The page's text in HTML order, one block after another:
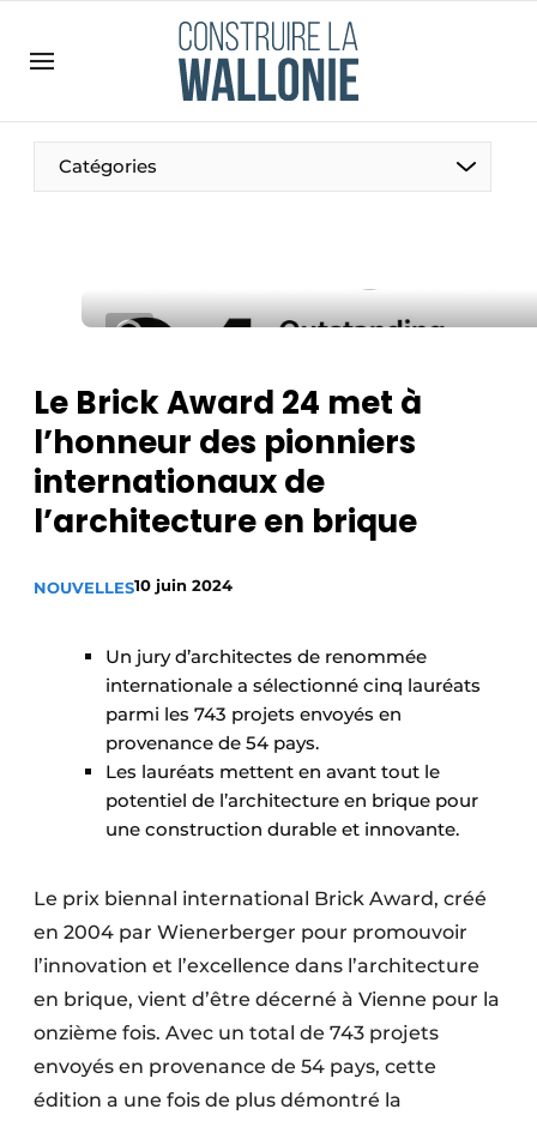
Emploi
Enregistrer une offre d’emploi
Meest gelezen
Podcasts
Privacy / Cookie statement
S’inscrire à l’événement
S’inscrire
Catégories
Construction bois
Contrôle d’accès
Éclairage
Façades
Géotextiles
Infrastructures souterraines et égouttage
Protection solaire
Le Brick Award 24 met à
l’honneur des pionniers
internationaux de
l’architecture en brique
NOUVELLES10 juin 2024
Un jury d’architectes de renommée
internationale a sélectionné cinq lauréats
parmi les 743 projets envoyés en
provenance de 54 pays.
Les lauréats mettent en avant tout le
potentiel de l’architecture en brique pour
une construction durable et innovante.
Le prix biennal international Brick Award, créé
en 2004 par Wienerberger pour promouvoir
l’innovation et l’excellence dans l’architecture
en brique, vient d’être décerné à Vienne pour la
onzième fois. Avec un total de 743 projets
envoyés en provenance de 54 pays, cette
édition a une fois de plus démontré la